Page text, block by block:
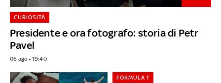
Presidente e ora fotografo: storia di Petr
Pavel
CURIOSITÀ
06 ago - 19:40
FORMULA 1